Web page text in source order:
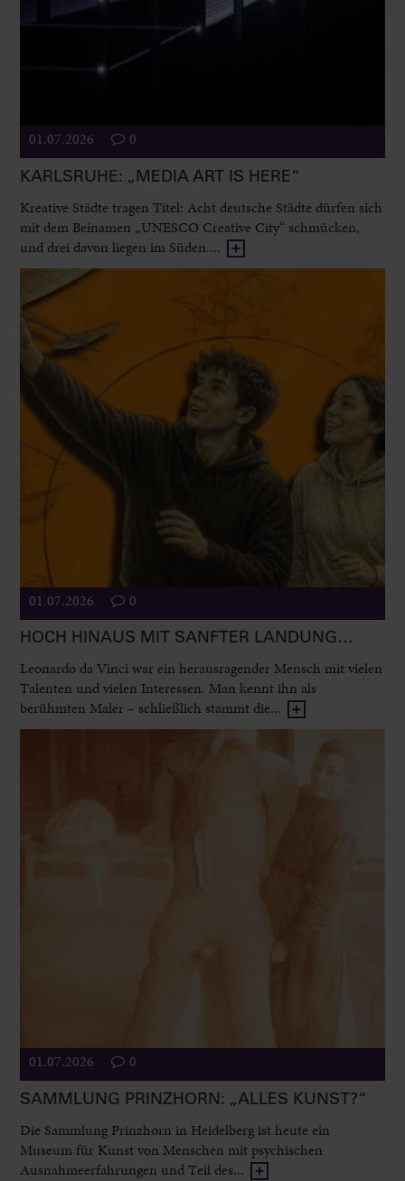
01.07.2026 0
KARLSRUHE: „MEDIA ART IS HERE“
Kreative Städte tragen Titel: Acht deutsche Städte dürfen sich
mit dem Beinamen „UNESCO Creative City“ schmücken,
und drei davon liegen im Süden....
01.07.2026 0
HOCH HINAUS MIT SANFTER LANDUNG…
Leonardo da Vinci war ein herausragender Mensch mit vielen
Talenten und vielen Interessen. Man kennt ihn als
berühmten Maler – schließlich stammt die...
01.07.2026 0
SAMMLUNG PRINZHORN: „ALLES KUNST?“
Die Sammlung Prinzhorn in Heidelberg ist heute ein
Museum für Kunst von Menschen mit psychischen
Ausnahmeerfahrungen und Teil des...